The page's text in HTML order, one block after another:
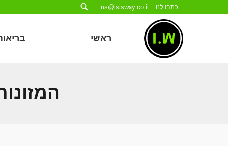
כתבו לנו: us@isisway.co.il
ראשי